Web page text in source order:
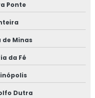
Ponte
de Minas
da Fé
Dutra